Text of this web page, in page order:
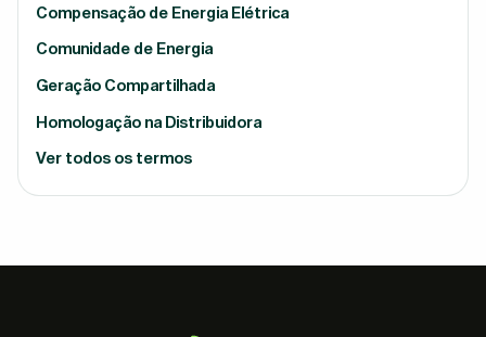
Compensação de Energia Elétrica
Comunidade de Energia
Geração Compartilhada
Homologação na Distribuidora
Ver todos os termos